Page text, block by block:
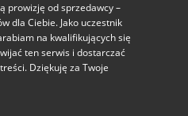
prowizję od sprzedawcy –
dla Ciebie. Jako uczestnik
na kwalifikujących się
ten serwis i dostarczać
Dziękuję za Twoje